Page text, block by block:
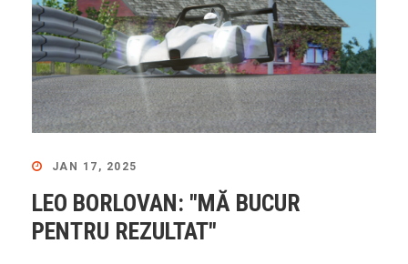
JAN 17, 2025
LEO BORLOVAN: "MĂ BUCUR
PENTRU REZULTAT"